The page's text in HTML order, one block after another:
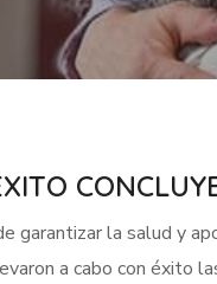
garantizar la salud y
a cabo con éxito